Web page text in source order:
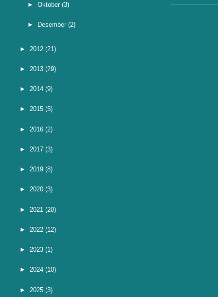
► Oktober (3)
► Desember (2)
► 2012 (21)
► 2013 (29)
► 2014 (9)
► 2015 (5)
► 2016 (2)
► 2017 (3)
► 2019 (8)
► 2020 (3)
► 2021 (20)
► 2022 (12)
► 2023 (1)
► 2024 (10)
► 2025 (3)